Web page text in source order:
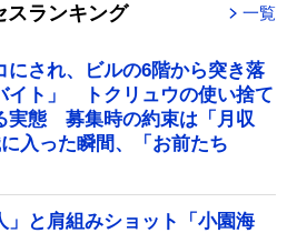
スランキング 一覧
にされ、ビルの6階から突き落
イト」 トクリュウの使い捨て
実態 募集時の約束は「月収
入った瞬間、「お前たち
」と肩組みショット「小園海